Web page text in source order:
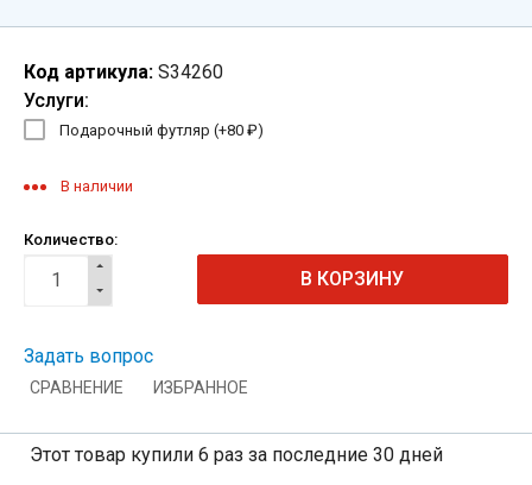
Код артикула: S34260
Услуги:
Подарочный футляр (+80 ₽)
В наличии
Количество:
Задать вопрос
СРАВНЕНИЕ ИЗБРАННОЕ
Этот товар купили 6 раз за последние 30 дней